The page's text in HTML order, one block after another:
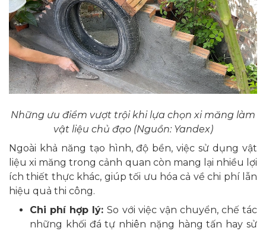
Những ưu điểm vượt trội khi lựa chọn xi măng làm
vật liệu chủ đạo (Nguồn: Yandex)
Ngoài khả năng tạo hình, độ bền, việc sử dụng vật
liệu xi măng trong cảnh quan còn mang lại nhiều lợi
ích thiết thực khác, giúp tối ưu hóa cả về chi phí lẫn
hiệu quả thi công.
Chi phí hợp lý:So với việc vận chuyển, chế tác
những khối đá tự nhiên nặng hàng tấn hay sử